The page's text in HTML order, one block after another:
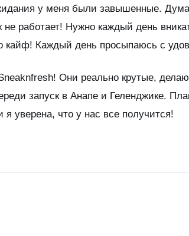
у меня были завышенные.
работает! Нужно каждый день
кайф! Каждый день просыпаюсь с
Они реально крутые,
запуск в Анапе и Геленджике.
уверена, что у нас все получится!